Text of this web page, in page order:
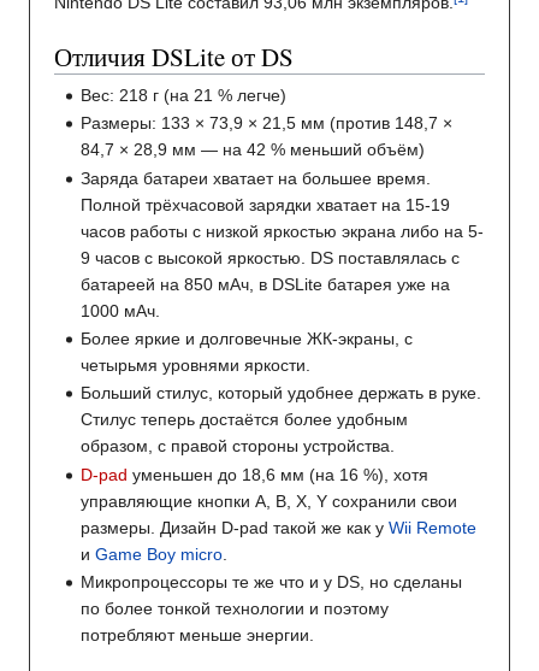
Отличия DSLite от DS
Вес: 218 г (на 21 % легче)
Размеры: 133 × 73,9 × 21,5 мм (против 148,7 ×
84,7 × 28,9 мм — на 42 % меньший объём)
Заряда батареи хватает на большее время.
Полной трёхчасовой зарядки хватает на 15-19
часов работы с низкой яркостью экрана либо на 5-
9 часов с высокой яркостью. DS поставлялась с
батареей на 850 мАч, в DSLite батарея уже на
1000 мАч.
Более яркие и долговечные ЖК-экраны, с
четырьмя уровнями яркости.
Больший стилус, который удобнее держать в руке.
Стилус теперь достаётся более удобным
образом, с правой стороны устройства.
D-pad уменьшен до 18,6 мм (на 16 %), хотя
управляющие кнопки A, B, X, Y сохранили свои
размеры. Дизайн D-pad такой же как уWii Remote
иGame Boy micro
Микропроцессоры те же что и у DS, но сделаны
по более тонкой технологии и поэтому
потребляют меньше энергии.